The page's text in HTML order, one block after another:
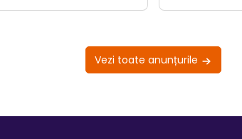
Vezi toate anunțurile